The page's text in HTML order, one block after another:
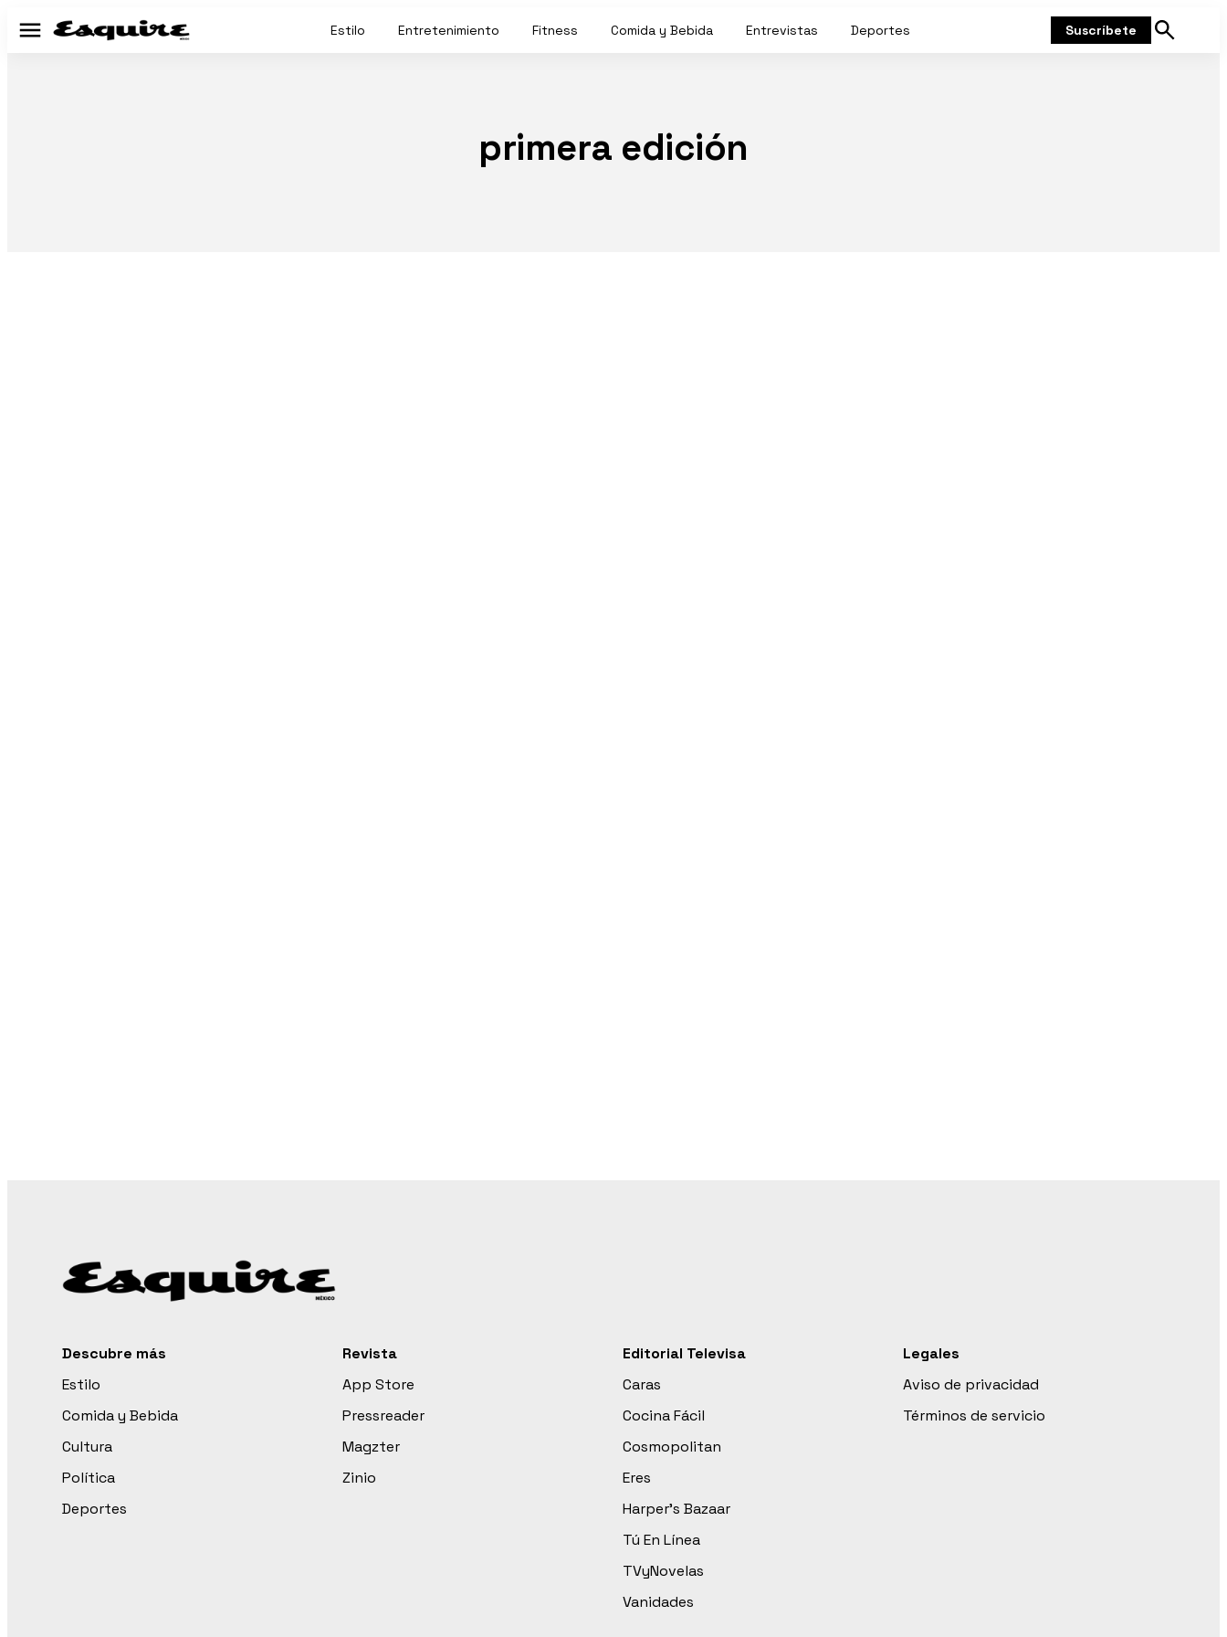
Menú Estilo Entretenimiento Fitness Comida y Bebida Entrevistas Deportes Suscríbete
Mostrar
primera edición
Descubre más
Estilo
Comida y Bebida
Cultura
Política
Deportes
Revista
App Store
Pressreader
Magzter
Zinio
Editorial Televisa
Caras
Cocina Fácil
Cosmopolitan
Eres
Harper’s Bazaar
Tú En Línea
TVyNovelas
Vanidades
Legales
Aviso de privacidad
Términos de servicio